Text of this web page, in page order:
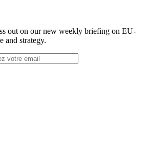
out on our new weekly briefing on EU-
and strategy.